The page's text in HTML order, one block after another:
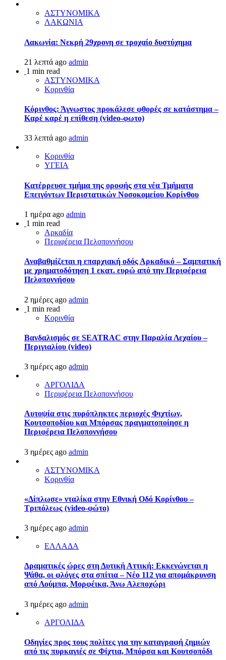
ΑΣΤΥΝΟΜΙΚΑ
ΛΑΚΩΝΙΑ
Λακωνία: Νεκρή 29χρονη σε τροχαίο δυστύχημα
21 λεπτά ago admin
1 min read
ΑΣΤΥΝΟΜΙΚΑ
Κορινθία
Κόρινθος: Άγνωστος προκάλεσε φθορές σε κατάστημα –
Καρέ καρέ η επίθεση (video-φωτο)
33 λεπτά ago admin
Κορινθία
ΥΓΕΙΑ
Kατέρρευσε τμήμα της οροφής στα νέα Τμήματα
Επειγόντων Περιστατικών Νοσοκομείου Κορίνθου
1 ημέρα ago admin
1 min read
Αρκαδία
Περιφέρεια Πελοποννήσου
Αναβαθμίζεται η επαρχιακή οδός Αρκαδικό – Σαμπατική
με χρηματοδότηση 1 εκατ. ευρώ από την Περιφέρεια
Πελοποννήσου
2 ημέρες ago admin
1 min read
Κορινθία
Βανδαλισμός σε SEATRAC στην Παραλία Λεχαίου –
Περιγιαλίου (video)
3 ημέρες ago admin
ΑΡΓΟΛΙΔΑ
Περιφέρεια Πελοποννήσου
Αυτοψία στις πυρόπληκτες περιοχές Φιχτίων,
Κουτσοποδίου και Μπόρσας πραγματοποίησε η
Περιφέρεια Πελοποννήσου
3 ημέρες ago admin
ΑΣΤΥΝΟΜΙΚΑ
Κορινθία
«Δίπλωσε» νταλίκα στην Εθνική Oδό Κορίνθου –
Τριπόλεως (video-φώτο)
3 ημέρες ago admin
ΕΛΛΑΔΑ
Δραματικές ώρες στη Δυτική Αττική: Εκκενώνεται η
Ψάθα, οι φλόγες στα σπίτια – Νέο 112 για απομάκρυνση
από Λούμπα, Μορφέικα, Άνω Αλεποχώρι
3 ημέρες ago admin
ΑΡΓΟΛΙΔΑ
Οδηγίες προς τους πολίτες για την καταγραφή ζημιών
από τις πυρκαγιές σε Φίχτια, Μπόρσα και Κουτσοπόδι